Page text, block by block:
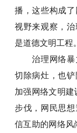
播，这些构成
视野来观察，
是道德文明工程。
治理网络暴
切除病灶，也
加强网络文明
步伐，网民思
信互助的网络风